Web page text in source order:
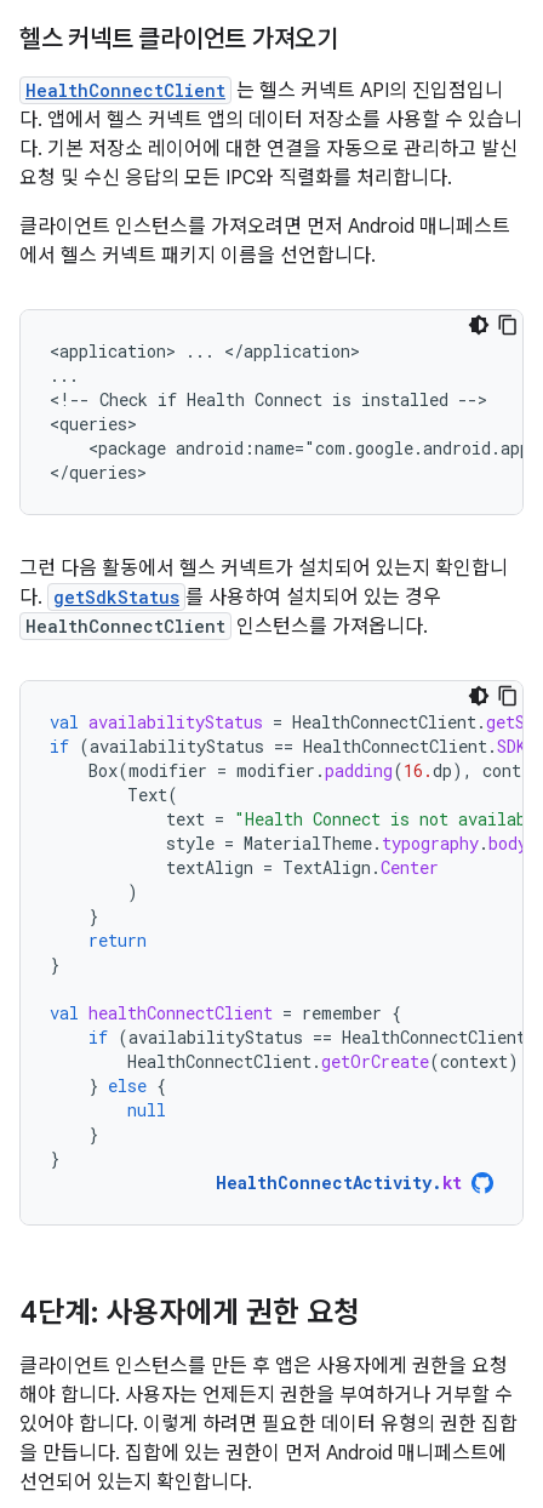
헬스 커넥트 클라이언트 가져오기
HealthConnectClient 는 헬스 커넥트 API의 진입점입니
다. 앱에서 헬스 커넥트 앱의 데이터 저장소를 사용할 수 있습니
다. 기본 저장소 레이어에 대한 연결을 자동으로 관리하고 발신
요청 및 수신 응답의 모든 IPC와 직렬화를 처리합니다.
클라이언트 인스턴스를 가져오려면 먼저 Android 매니페스트
에서 헬스 커넥트 패키지 이름을 선언합니다.
<application> ...
</application>
...
<!-- Check if Health Connect is installed -->
<package
그런 다음 활동에서 헬스 커넥트가 설치되어 있는지 확인합니
다. getSdkStatus 를 사용하여 설치되어 있는 경우
HealthConnectClient 인스턴스를 가져옵니다.
val availabilityStatus = HealthConnectClient.
if (availabilityStatus == HealthConnectClient.
Box(modifier = modifier .padding(16.dp),
Text(
text = "Health Connect is not
style = MaterialTheme. typography.
textAlign = TextAlign .Center
)
}
return
}
val healthConnectClient = remember {
if (availabilityStatus == HealthConnectClient
HealthConnectClient.getOrCreate(context)
} else {
null
}
}
HealthConnectActivity. kt
4단계: 사용자에게 권한 요청
클라이언트 인스턴스를 만든 후 앱은 사용자에게 권한을 요청
해야 합니다. 사용자는 언제든지 권한을 부여하거나 거부할 수
있어야 합니다. 이렇게 하려면 필요한 데이터 유형의 권한 집합
을 만듭니다. 집합에 있는 권한이 먼저 Android 매니페스트에
선언되어 있는지 확인합니다.